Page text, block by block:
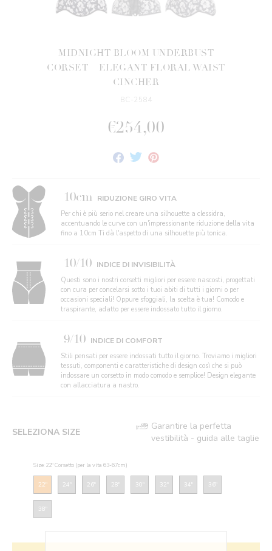
MIDNIGHT BLOOM UNDERBUST
CORSET – ELEGANT FLORAL WAIST
CINCHER
BC-2584
€254,00
CondividiTwittaFai
10cm RIDUZIONE GIRO VITA
Per chi è più serio nel creare una silhouette a clessidra,
accentuando le curve con un'impressionante riduzione della vita
fino a 10cm Ti dà l'aspetto di una silhouette più tonica.
10/10 INDICE DI INVISIBILITÀ
Questi sono i nostri corsetti migliori per essere nascosti, progettati
con cura per concelarsi sotto i tuoi abiti di tutti i giorni o per
occasioni speciali! Oppure sfoggiali, la scelta è tua! Comodo e
traspirante, adatto per essere indossato tutto il giorno.
9/10 INDICE DI COMFORT
Stili pensati per essere indossati tutto il giorno. Troviamo i migliori
tessuti, componenti e caratteristiche di design così che si può
indossare un corsetto in modo comodo e semplice! Design elegante
con allacciatura a nastro.
SELEZIONA SIZE
Garantire la perfetta
vestibilità - guida alle taglie
Size: 22" Corsetto (per la vita 63-67cm)
22" 24" 26" 28" 30" 32" 34" 36"
38"